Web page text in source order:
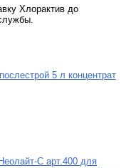
Хлорактив до
5 л концентрат
С арт.400 для